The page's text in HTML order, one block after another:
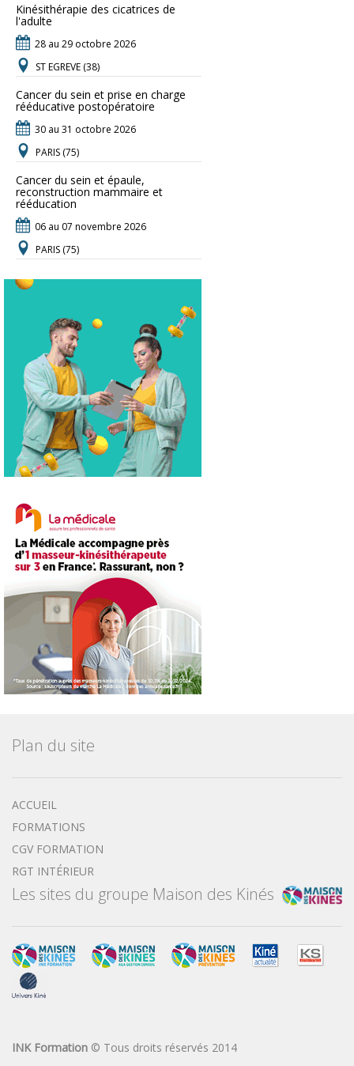
Kinésithérapie des cicatrices de
l'adulte
28 au 29 octobre 2026
ST EGREVE (38)
Cancer du sein et prise en charge
rééducative postopératoire
30 au 31 octobre 2026
PARIS (75)
Cancer du sein et épaule,
reconstruction mammaire et
rééducation
06 au 07 novembre 2026
PARIS (75)
Plan du site
ACCUEIL
FORMATIONS
CGV FORMATION
RGT INTÉRIEUR
Les sites du groupe Maison des Kinés
INK Formation © Tous droits réservés 2014